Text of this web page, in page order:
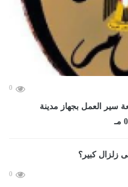
0
سير العمل بجهاز مدينة
0